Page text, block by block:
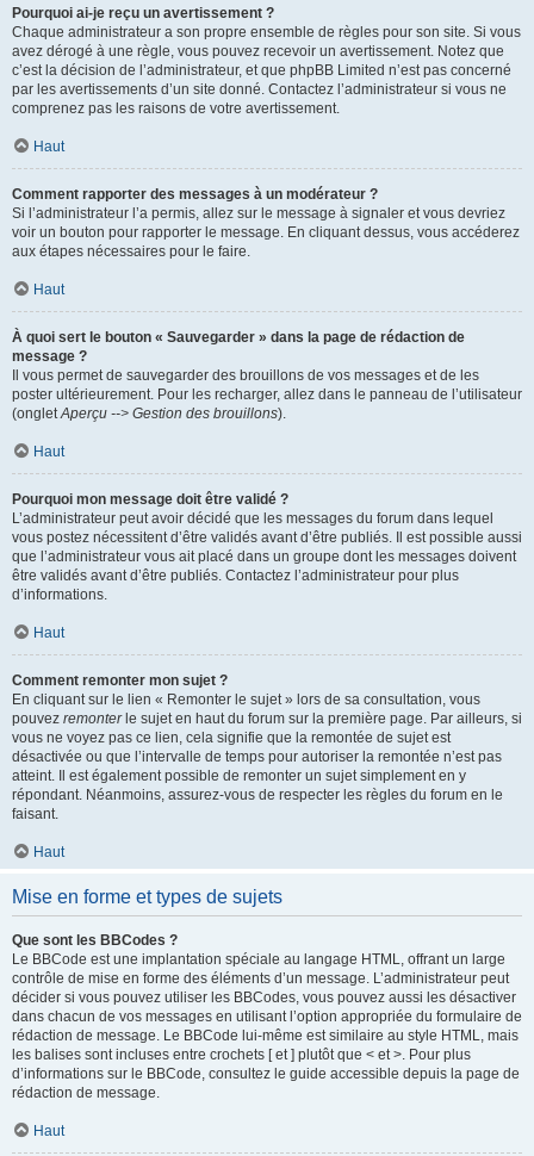
Pourquoi ai-je reçu un avertissement ?
Chaque administrateur a son propre ensemble de règles pour son site. Si vous
avez dérogé à une règle, vous pouvez recevoir un avertissement. Notez que
c’est la décision de l’administrateur, et que phpBB Limited n’est pas concerné
par les avertissements d’un site donné. Contactez l’administrateur si vous ne
comprenez pas les raisons de votre avertissement.
Haut
Comment rapporter des messages à un modérateur ?
Si l’administrateur l’a permis, allez sur le message à signaler et vous devriez
voir un bouton pour rapporter le message. En cliquant dessus, vous accéderez
aux étapes nécessaires pour le faire.
Haut
À quoi sert le bouton « Sauvegarder » dans la page de rédaction de
message ?
Il vous permet de sauvegarder des brouillons de vos messages et de les
poster ultérieurement. Pour les recharger, allez dans le panneau de l’utilisateur
(ongletAperçu --> Gestion des brouillons).
Haut
Pourquoi mon message doit être validé ?
L’administrateur peut avoir décidé que les messages du forum dans lequel
vous postez nécessitent d’être validés avant d’être publiés. Il est possible aussi
que l’administrateur vous ait placé dans un groupe dont les messages doivent
être validés avant d’être publiés. Contactez l’administrateur pour plus
d’informations.
Haut
Comment remonter mon sujet ?
En cliquant sur le lien « Remonter le sujet » lors de sa consultation, vous
pouvez remonterle sujet en haut du forum sur la première page. Par ailleurs, si
vous ne voyez pas ce lien, cela signifie que la remontée de sujet est
désactivée ou que l’intervalle de temps pour autoriser la remontée n’est pas
atteint. Il est également possible de remonter un sujet simplement en y
répondant. Néanmoins, assurez-vous de respecter les règles du forum en le
faisant.
Haut
Mise en forme et types de sujets
Que sont les BBCodes ?
Le BBCode est une implantation spéciale au langage HTML, offrant un large
contrôle de mise en forme des éléments d’un message. L’administrateur peut
décider si vous pouvez utiliser les BBCodes, vous pouvez aussi les désactiver
dans chacun de vos messages en utilisant l’option appropriée du formulaire de
rédaction de message. Le BBCode lui-même est similaire au style HTML, mais
les balises sont incluses entre crochets [ et ] plutôt que < et >. Pour plus
d’informations sur le BBCode, consultez le guide accessible depuis la page de
rédaction de message.
Haut